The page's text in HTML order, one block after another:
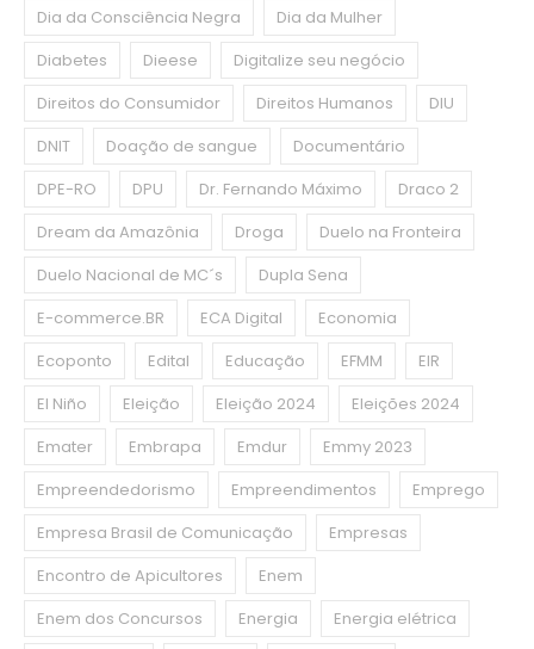
Dia da Consciência Negra
Dia da Mulher
Diabetes
Dieese
Digitalize seu negócio
Direitos do Consumidor
Direitos Humanos
DIU
DNIT
Doação de sangue
Documentário
DPE-RO
DPU Dr. Fernando Máximo
Draco 2
Dream da Amazônia
Droga
Duelo na Fronteira
Duelo Nacional de MC´s
Dupla Sena
E-commerce.BR
ECA Digital
Economia
Ecoponto
Edital Educação EFMM
EIR
El Niño
Eleição Eleição 2024
Eleições 2024
Emater
Embrapa Emdur
Emmy 2023
Empreendedorismo
Empreendimentos
Emprego
Empresa Brasil de Comunicação
Empresas
Encontro de Apicultores
Enem
Enem dos Concursos
Energia
Energia elétrica